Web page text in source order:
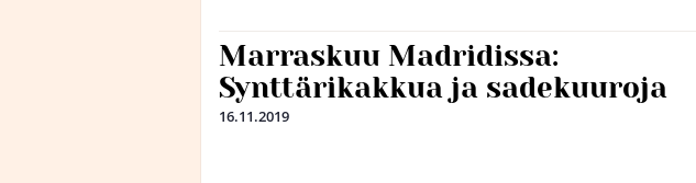
Marraskuu Madridissa:
Synttärikakkua ja sadekuuroja
16.11.2019